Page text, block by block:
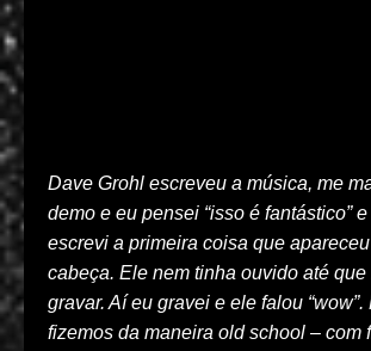
Dave Grohl escreveu a música, me
demo e eu pensei “isso é fantástico”
escrevi a primeira coisa que
cabeça. Ele nem tinha ouvido até que
gravar. Aí eu gravei e ele falou “wow”.
fizemos da maneira old school – com